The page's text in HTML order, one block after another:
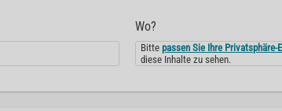
Wo?
Bittepassen Sie Ihre Privatsphäre-
diese Inhalte zu sehen.